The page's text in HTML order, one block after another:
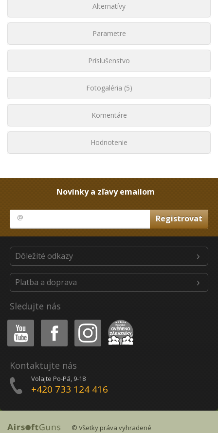
Alternatívy
Parametre
Príslušenstvo
Fotogaléria (5)
Komentáre
Hodnotenie
Novinky a zľavy emailom
Dôležité odkazy
Platba a doprava
Sledujte nás
Youtube Facebook Instagram Heureka
Kontaktujte nás
Volajte Po-Pá, 9-18
+420 733 124 416
© Všetky práva vyhradené